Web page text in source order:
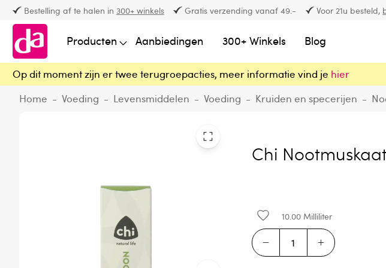
Bestelling af te halen in 300+ winkels Gratis verzending vanaf 49.- Voor 21u besteld,
Producten Aanbiedingen 300+ Winkels Blog
Op dit moment zijn er twee terugroepacties, meer informatie vind je hier
Home - Voeding - Levensmiddelen - Voeding - Kruiden en specerijen -
Chi
10.00 Milliliter